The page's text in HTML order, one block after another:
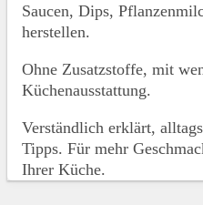
Saucen, Dips,
herstellen.
Ohne Zusatzstoffe, mit
Küchenausstattung.
Verständlich erklärt,
Tipps. Für mehr
Ihrer Küche.